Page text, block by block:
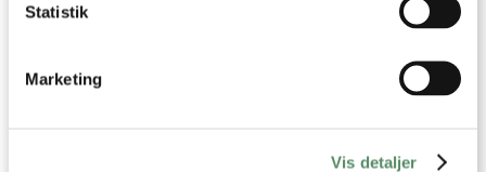
Statistik
Marketing
Vis detaljer